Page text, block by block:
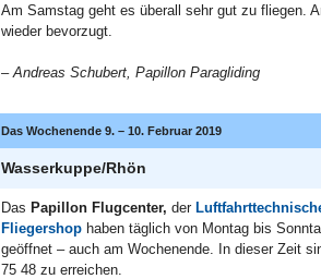
Am Samstag geht es überall sehr gut zu fliegen.
wieder bevorzugt.
– Andreas Schubert, Papillon Paragliding
Das Wochenende 9. – 10. Februar 2019
Wasserkuppe/Rhön
Das Papillon Flugcenter, der
Fliegershophaben täglich von Montag bis
geöffnet – auch am Wochenende. In dieser Zeit
75 48 zu erreichen.